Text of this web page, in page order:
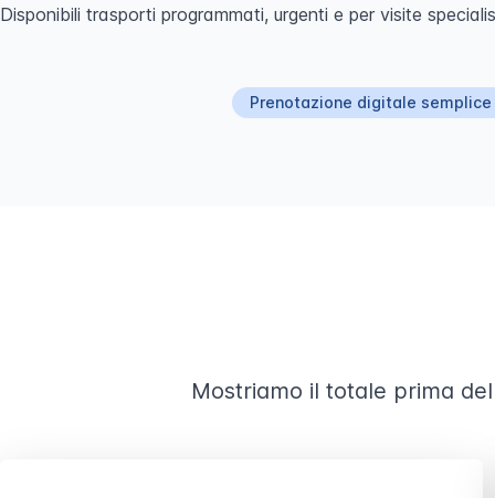
Disponibili trasporti programmati, urgenti e per visite
Prenotazione digitale semplice
Mostriamo il totale prima